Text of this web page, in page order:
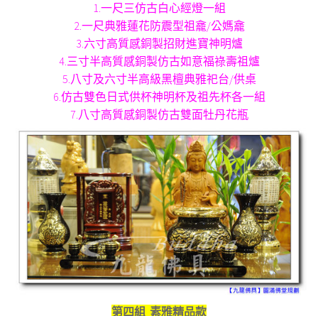
1.一尺三仿古白心經燈一組
2.一尺典雅蓮花防震型祖龕/公媽龕
3.六寸高質感銅製招財進寶神明爐
4.三寸半高質感銅製仿古如意福祿壽祖爐
5.八寸及六寸半高級黑檀典雅祀台/供桌
6.仿古雙色日式供杯神明杯及祖先杯各一組
7.八寸高質感銅製仿古雙面牡丹花瓶
第四組 素雅精品款